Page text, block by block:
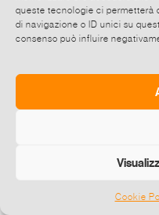
queste tecnologie ci permetterà
di navigazione o ID unici su
consenso può influire
Cookie